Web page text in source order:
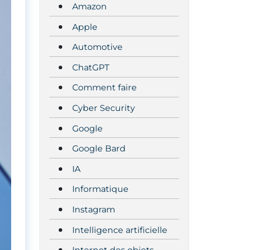
Amazon
Apple
Automotive
ChatGPT
Comment faire
Cyber Security
Google
Google Bard
IA
Informatique
Instagram
Intelligence artificielle